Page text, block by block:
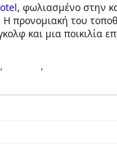
, φωλιασμένο στην
προνομιακή του
και μια ποικιλία
επαινούν το
Τα δωμάτια, γνωστά
προσφέρουν
διακόσμηση και η
του ξενοδοχείου,